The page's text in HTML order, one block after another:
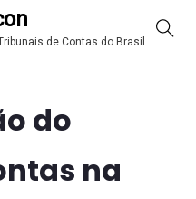
de Contas do Brasil
do
na